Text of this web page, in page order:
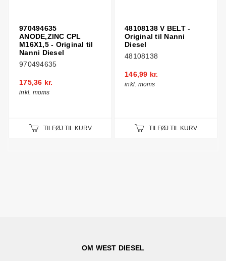
970494635
ANODE,ZINC CPL
M16X1,5 - Original til
Nanni Diesel
970494635
175,36 kr.
inkl. moms
TILFØJ TIL KURV
48108138 V BELT -
Original til Nanni
Diesel
48108138
146,99 kr.
inkl. moms
TILFØJ TIL KURV
OM WEST DIESEL